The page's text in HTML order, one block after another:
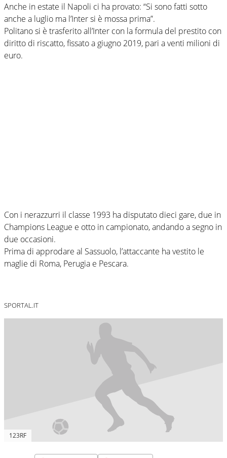
Anche in estate il Napoli ci ha provato: “Si sono fatti sotto
anche a luglio ma l’Inter si è mossa prima”.
Politano si è trasferito all’Inter con la formula del prestito con
diritto di riscatto, fissato a giugno 2019, pari a venti milioni di
euro.
Con i nerazzurri il classe 1993 ha disputato dieci gare, due in
Champions League e otto in campionato, andando a segno in
due occasioni.
Prima di approdare al Sassuolo, l’attaccante ha vestito le
maglie di Roma, Perugia e Pescara.
SPORTAL.IT
123RF